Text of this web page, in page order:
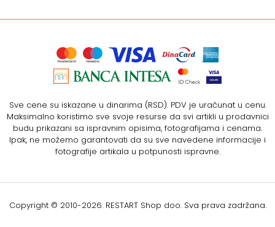
Sve cene su iskazane u dinarima (RSD). PDV je uračunat u cenu.
Maksimalno koristimo sve svoje resurse da svi artikli u prodavnici
budu prikazani sa ispravnim opisima, fotografijama i cenama.
Ipak, ne možemo garantovati da su sve navedene informacije i
fotografije artikala u potpunosti ispravne.
Copyright © 2010-2026. RESTART Shop doo. Sva prava zadržana.